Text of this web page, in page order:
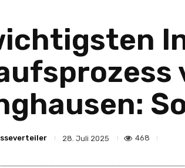
28. Juli 2025 468